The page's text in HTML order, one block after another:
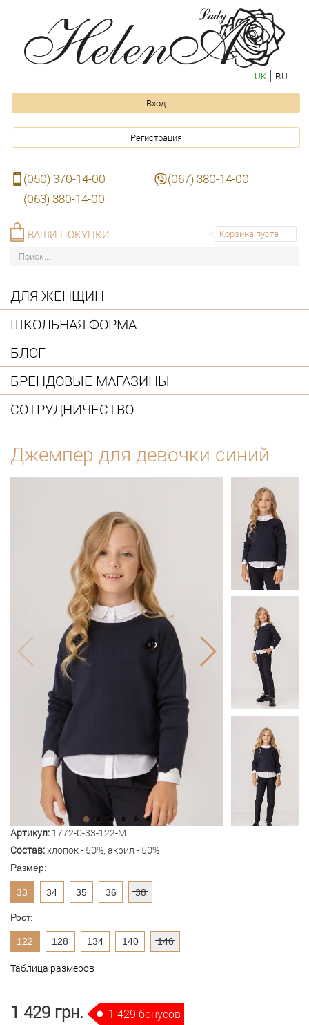
UK RU
Вход
Регистрация
(050) 370-14-00
(067) 380-14-00
(063) 380-14-00
Корзина пуста
ВАШИ ПОКУПКИ
ДЛЯ ЖЕНЩИН
ШКОЛЬНАЯ ФОРМА
БЛОГ
БРЕНДОВЫЕ МАГАЗИНЫ
СОТРУДНИЧЕСТВО
Джемпер для девочки синий
Артикул: 1772-0-33-122-M
Состав:хлопок - 50%, акрил - 50%
Размер:
33 34 35 36 38
Рост:
122 128 134 140 146
Таблица размеров
1 429 грн. 1 429 бонусов